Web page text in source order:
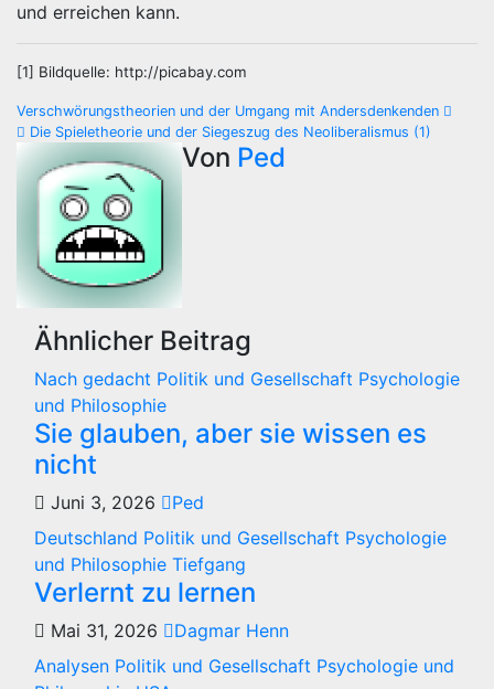
und erreichen kann.
[1] Bildquelle: http://picabay.com
Beitragsnavigation
Verschwörungstheorien und der Umgang mit Andersdenkenden
Die Spieletheorie und der Siegeszug des Neoliberalismus (1)
Von Ped
Ähnlicher Beitrag
Nach gedacht Politik und Gesellschaft Psychologie
und Philosophie
Sie glauben, aber sie wissen es
nicht
Juni 3, 2026
Ped
Deutschland Politik und Gesellschaft Psychologie
und Philosophie Tiefgang
Verlernt zu lernen
Mai 31, 2026
Dagmar Henn
Analysen Politik und Gesellschaft Psychologie und